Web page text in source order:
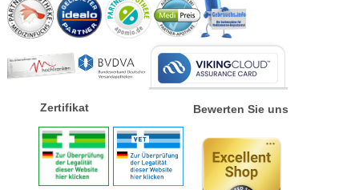
Zertifikat Bewerten Sie uns